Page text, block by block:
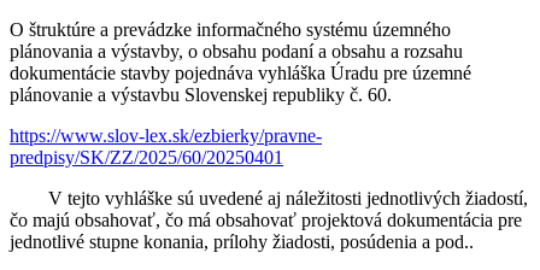
O štruktúre a prevádzke informačného systému územného
plánovania a výstavby, o obsahu podaní a obsahu a rozsahu
dokumentácie stavby pojednáva vyhláška Úradu pre územné
plánovanie a výstavbu Slovenskej republiky č. 60.
https://www.slov-lex.sk/ezbierky/pravne-
predpisy/SK/ZZ/2025/60/20250401
V tejto vyhláške sú uvedené aj náležitosti jednotlivých žiadostí,
čo majú obsahovať, čo má obsahovať projektová dokumentácia pre
jednotlivé stupne konania, prílohy žiadosti, posúdenia a pod..